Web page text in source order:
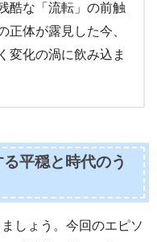
酷な「流転」の前触
正体が露見した今、
変化の渦に飲み込ま
平穏と時代のう
しょう。今回のエピソ